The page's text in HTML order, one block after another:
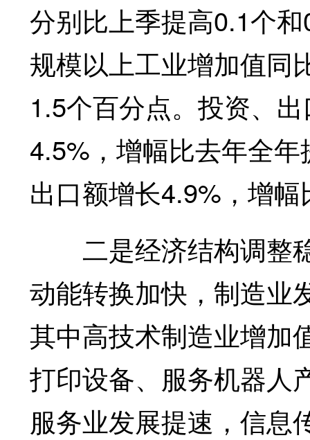
分别比上季提高0.1个
规模以上工业增加值同
1.5个百分点。投资、
4.5%，增幅比去年全
出口额增长4.9%，增
二是经济结构调整
动能转换加快，制造业
其中高技术制造业增加
打印设备、服务机器人
服务业发展提速，信息